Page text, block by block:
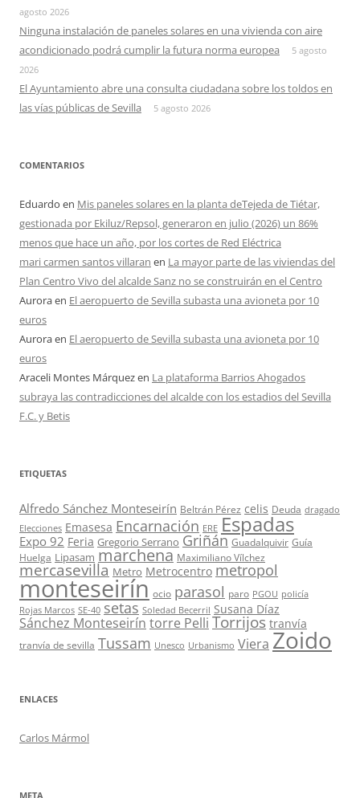
agosto 2026
Ninguna instalación de paneles solares en una vivienda con aire
acondicionado podrá cumplir la futura norma europea
5 agosto
2026
El Ayuntamiento abre una consulta ciudadana sobre los toldos en
las vías públicas de Sevilla
5 agosto 2026
COMENTARIOS
Eduardo en Mis paneles solares en la planta deTejeda de Tiétar,
gestionada por Ekiluz/Repsol, generaron en julio (2026) un 86%
menos que hace un año, por los cortes de Red Eléctrica
mari carmen santos villaran en La mayor parte de las viviendas del
Plan Centro Vivo del alcalde Sanz no se construirán en el Centro
Auroraen El aeropuerto de Sevilla subasta una avioneta por 10
euros
Auroraen El aeropuerto de Sevilla subasta una avioneta por 10
euros
Araceli Montes Márquezen La plataforma Barrios Ahogados
subraya las contradicciones del alcalde con los estadios del Sevilla
F.C. y Betis
ETIQUETAS
Alfredo Sánchez Monteseirín Beltrán Pérez celis Deuda dragado
Elecciones Emasesa Encarnación ERE Espadas
Expo 92 Feria Gregorio Serrano Griñán Guadalquivir Guía
Huelga Lipasam marchena Maximiliano Vílchez
mercasevilla Metro Metrocentro metropol
monteseirín ocio parasol paro PGOU policía
Rojas Marcos SE-40 setas Soledad Becerril Susana Díaz
Sánchez Monteseirín torre Pelli Torrijos tranvía
tranvía de sevilla Tussam Unesco Urbanismo Viera Zoido
ENLACES
Carlos Mármol
META